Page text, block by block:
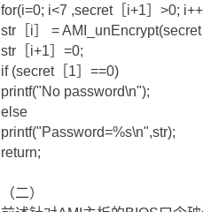
for(i=0; i<7 ,secret［i+1］>0;
str［i］ =
str［i+1］=0;
if (secret［1］==0)
printf("No password\n");
else
printf("Password=%s\n",str);
return;
（二）